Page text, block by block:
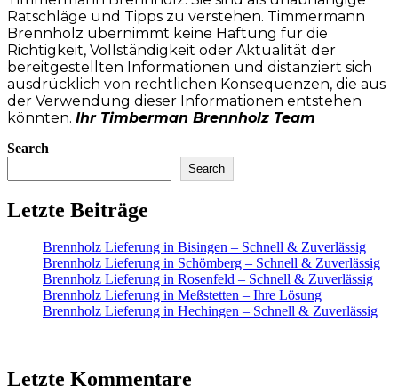
Ratschläge und Tipps zu verstehen. Timmermann
Brennholz übernimmt keine Haftung für die
Richtigkeit, Vollständigkeit oder Aktualität der
bereitgestellten Informationen und distanziert sich
ausdrücklich von rechtlichen Konsequenzen, die aus
der Verwendung dieser Informationen entstehen
könnten. Ihr Timberman Brennholz Team
Search
Search
Letzte Beiträge
Brennholz Lieferung in Bisingen – Schnell & Zuverlässig
Brennholz Lieferung in Schömberg – Schnell & Zuverlässig
Brennholz Lieferung in Rosenfeld – Schnell & Zuverlässig
Brennholz Lieferung in Meßstetten – Ihre Lösung
Brennholz Lieferung in Hechingen – Schnell & Zuverlässig
Letzte Kommentare